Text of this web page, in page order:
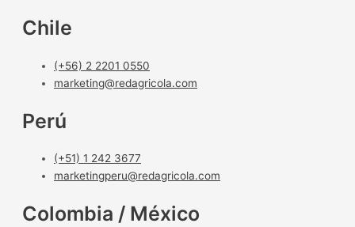
Chile
(+56) 2 2201 0550
marketing@redagricola.com
Perú
(+51) 1 242 3677
marketingperu@redagricola.com
Colombia / México